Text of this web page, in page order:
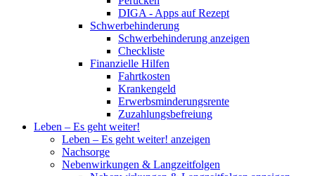
DIGA - Apps auf Rezept
Schwerbehinderung
Schwerbehinderung anzeigen
Checkliste
Finanzielle Hilfen
Fahrtkosten
Krankengeld
Erwerbsminderungsrente
Zuzahlungsbefreiung
Leben – Es geht weiter!
Leben – Es geht weiter! anzeigen
Nachsorge
Nebenwirkungen & Langzeitfolgen